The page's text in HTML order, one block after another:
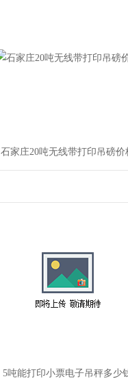
石家庄20吨无线带打印吊磅价
5吨能打印小票电子吊秤多少